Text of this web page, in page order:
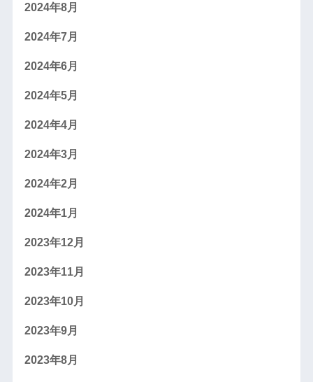
2024年8月
2024年7月
2024年6月
2024年5月
2024年4月
2024年3月
2024年2月
2024年1月
2023年12月
2023年11月
2023年10月
2023年9月
2023年8月